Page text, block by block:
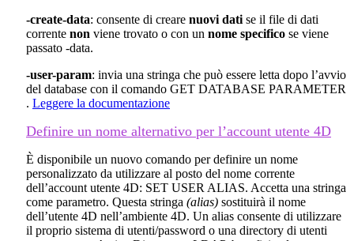
-create-data: consente di creare nuovi dati se il file di dati
corrente non viene trovato o con un nome specifico se viene
passato -data.
-user-param: invia una stringa che può essere letta dopo l’avvio
del database con il comando GET DATABASE PARAMETER
. Leggere la documentazione
Definire un nome alternativo per l’account utente 4D
È disponibile un nuovo comando per definire un nome
personalizzato da utilizzare al posto del nome corrente
dell’account utente 4D: SET USER ALIAS. Accetta una stringa
come parametro. Questa stringa (alias) sostituirà il nome
dell’utente 4D nell’ambiente 4D. Un alias consente di utilizzare
il proprio sistema di utenti/password o una directory di utenti